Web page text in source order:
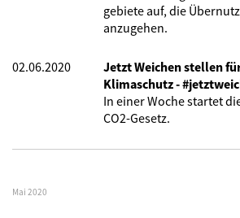
gebiete auf, die
anzugehen.
02.06.2020
Jetzt Weichen stellen
Klimaschutz -
In einer Woche startet
CO2-Gesetz.
Mai 2020